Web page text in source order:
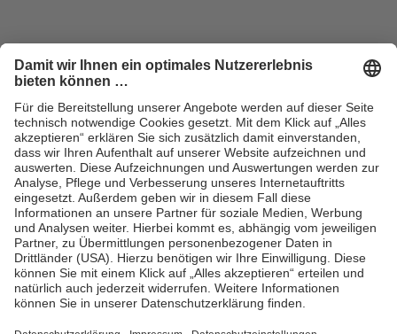
ZUM SHOP
Handel
Vertriebsbedingungen
Kontakt für Handel